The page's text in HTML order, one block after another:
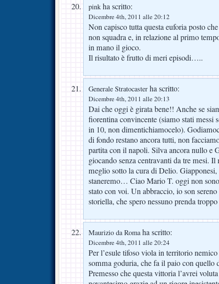
pink ha scritto:
Dicembre 4th, 2011 alle 20:12
Non capisco tutta questa euforia posto
non squadra e, in relazione al primo
in mano il gioco.
Il risultato è frutto di meri episodi…..
Generale Stratocaster ha scritto:
Dicembre 4th, 2011 alle 20:13
Dai che oggi è girata bene!! Anche se
fiorentina convincente (siamo stati messi
in 10, non dimentichiamocelo).
di fondo restano ancora tutti, non
partita con il napoli. Silva ancora nullo e
giocando senza centravanti da tre mesi.
meglio sotto la cura di Delio.
staneremo… Ciao Mario T. oggi non
stato con voi. Un abbraccio, io son
storiella, che spero nessuno prenda
Maurizio da Romaha scritto:
Dicembre 4th, 2011 alle 20:24
Per l’esule tifoso viola in territorio
somma goduria, che fa il paio con quello
Premesso che questa vittoria l’avrei